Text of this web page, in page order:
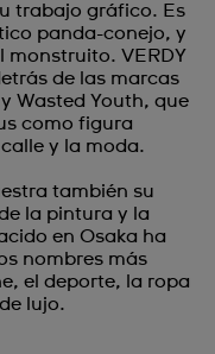
trabajo gráfico. Es
panda-conejo, y
monstruito. VERDY
de las marcas
Wasted Youth, que
como figura
y la moda.
también su
la pintura y la
en Osaka ha
nombres más
el deporte, la ropa
lujo.